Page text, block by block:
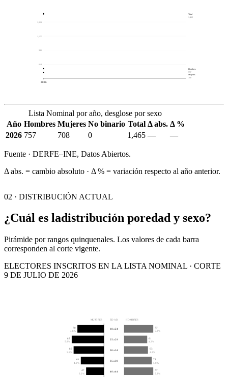
814
996
1,177
1,359
2026
Total
1,465
Mujeres
708
Hombres
757
Lista Nominal por año, desglose por sexo
Año Hombres Mujeres No binario Total Δ abs. Δ %
2026 757 708 0 1,465 — —
Fuente · DERFE–INE, Datos Abiertos.
Δ abs. = cambio absoluto · Δ % = variación respecto al año anterior.
02 · DISTRIBUCIÓN ACTUAL
¿Cuál es ladistribución poredad y sexo?
Pirámide por rangos quinquenales. Los valores de cada barra
corresponden al corte vigente.
ELECTORES INSCRITOS EN LA LISTA NOMINAL · CORTE
9 DE JULIO DE 2026
MUJERES EDAD HOMBRES
70
4.8%
77
5.3%
18 a 24
85
5.8%
61
4.2%
25 a 29
80
5.5%
63
4.3%
30 a 34
61
4.2%
73
5.0%
35 a 39
47
3.2%
77
5.3%
40 a 44